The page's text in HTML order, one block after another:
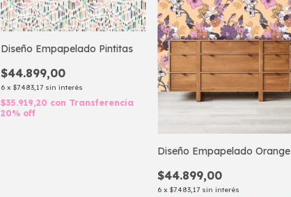
Diseño Empapelado Pintitas
$44.899,00
6 x $7.483,17 sin interés
$35.919,20 con Transferencia
20% off
Diseño Empapelado Orange
$44.899,00
6 x $7.483,17 sin interés